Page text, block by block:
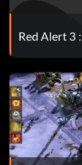
Red Alert 3